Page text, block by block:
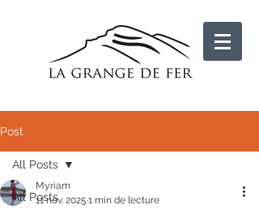
Post
All Posts
All Posts
Myriam
11 nov. 2025 1 min de lecture